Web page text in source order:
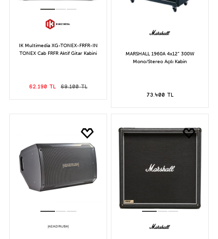
IK Multimedia XG-TONEX-FRFR-IN
TONEX Cab FRFR Aktif Gitar Kabini
62.190 TL 69.100 TL
MARSHALL 1960A 4x12” 300W
Mono/Stereo Açılı Kabin
73.400 TL